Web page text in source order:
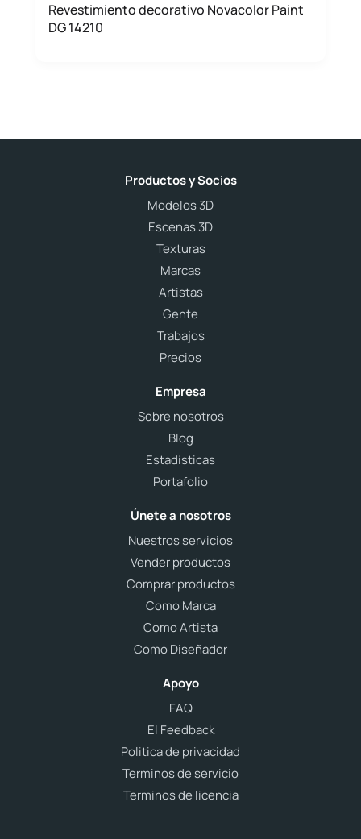
Revestimiento decorativo Novacolor Paint
DG 14210
Productos y Socios
Modelos 3D
Escenas 3D
Texturas
Marcas
Artistas
Gente
Trabajos
Precios
Empresa
Sobre nosotros
Blog
Estadísticas
Portafolio
Únete a nosotros
Nuestros servicios
Vender productos
Comprar productos
Como Marca
Como Artista
Como Diseñador
Apoyo
FAQ
El Feedback
Politica de privacidad
Terminos de servicio
Terminos de licencia